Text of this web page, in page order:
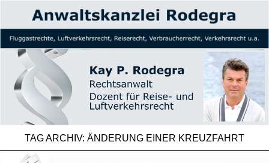
TAG ARCHIV: ÄNDERUNG EINER KREUZFAHRT